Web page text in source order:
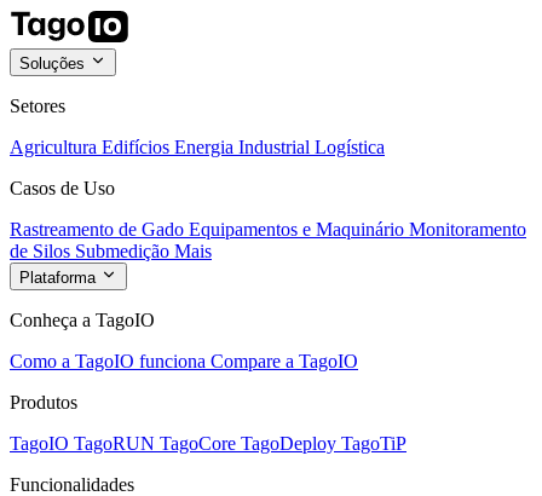
Soluções
Setores
Agricultura Edifícios Energia Industrial Logística
Casos de Uso
Rastreamento de Gado Equipamentos e Maquinário Monitoramento
de Silos Submedição Mais
Plataforma
Conheça a TagoIO
Como a TagoIO funciona Compare a TagoIO
Produtos
TagoIO TagoRUN TagoCore TagoDeploy TagoTiP
Funcionalidades